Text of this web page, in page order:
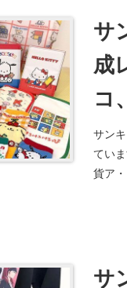
サ
成
コ
ぴ
サン
てい
貨ア
サ